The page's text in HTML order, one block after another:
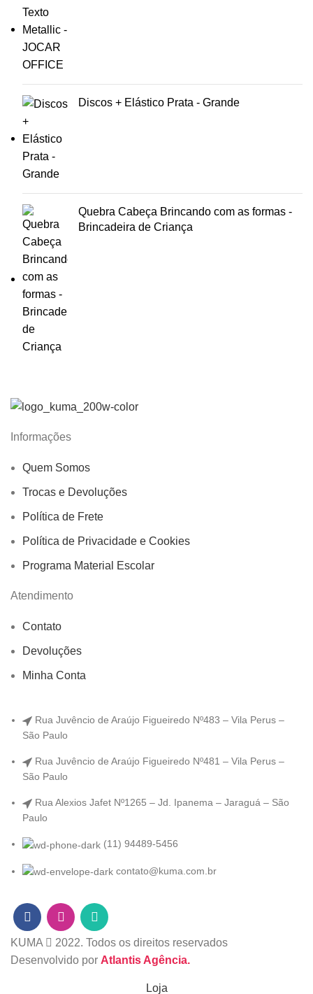
Discos + Elástico Prata - Grande
Quebra Cabeça Brincando com as formas -
Brincadeira de Criança
Informações
Quem Somos
Trocas e Devoluções
Política de Frete
Política de Privacidade e Cookies
Programa Material Escolar
Atendimento
Contato
Devoluções
Minha Conta
Rua Juvêncio de Araújo Figueiredo Nº483 – Vila Perus –
São Paulo
Rua Juvêncio de Araújo Figueiredo Nº481 – Vila Perus –
São Paulo
Rua Alexios Jafet Nº1265 – Jd. Ipanema – Jaraguá – São
Paulo
(11) 94489-5456
contato@kuma.com.br
KUMA
2022. Todos os direitos reservados
Desenvolvido por Atlantis Agência.
Loja